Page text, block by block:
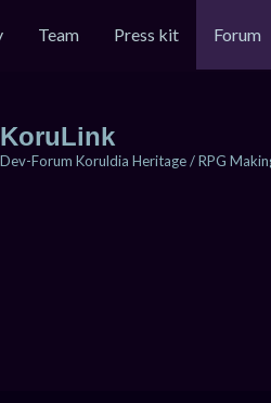
Team Press kit Forum
KoruLink
Dev-Forum Koruldia Heritage / RPG